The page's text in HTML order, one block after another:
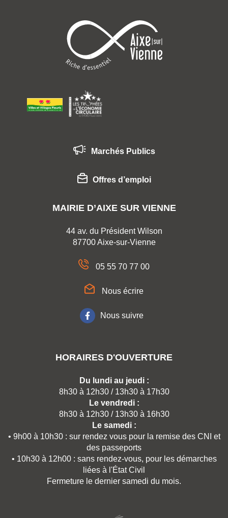
Marchés Publics
Offres d’emploi
MAIRIE D’AIXE SUR VIENNE
44 av. du Président Wilson
87700 Aixe-sur-Vienne
05 55 70 77 00
Nous écrire
Nous suivre
HORAIRES D'OUVERTURE
Du lundi au jeudi :
8h30 à 12h30 / 13h30 à 17h30
Le vendredi :
8h30 à 12h30 / 13h30 à 16h30
Le samedi :
• 9h00 à 10h30 : sur rendez vous pour la remise des CNI et
des passeports
• 10h30 à 12h00 : sans rendez-vous, pour les démarches
liées à l'État Civil
Fermeture le dernier samedi du mois.